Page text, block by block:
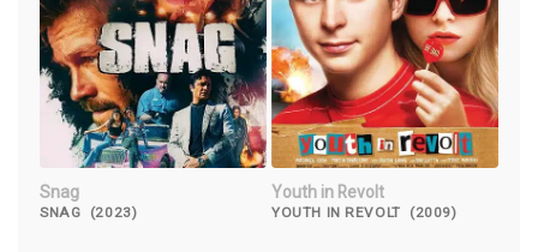
Snag
SNAG (2023)
Youth in Revolt
YOUTH IN REVOLT (2009)